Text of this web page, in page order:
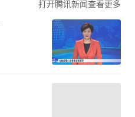
打开腾讯新闻查看更多